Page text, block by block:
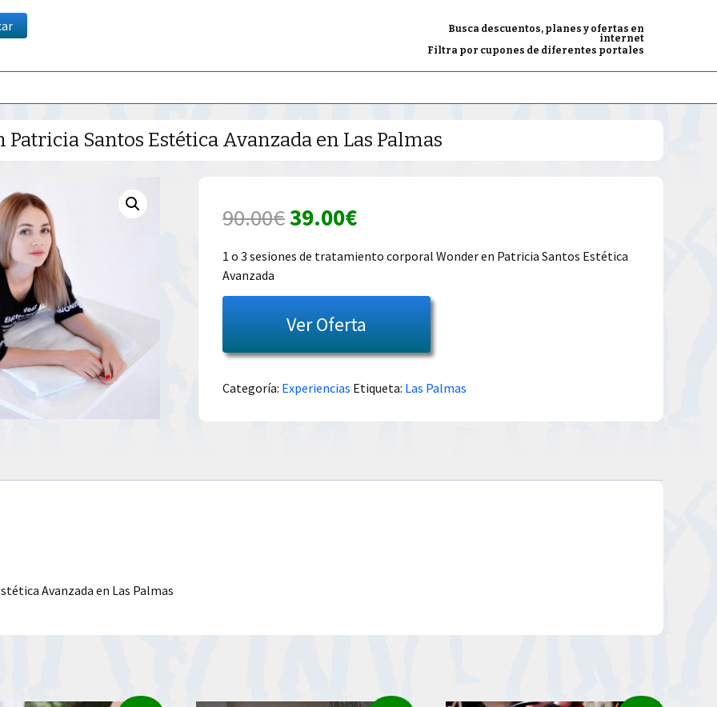
Busca descuentos, planes y ofertas en
internet
Filtra por cupones de diferentes portales
Santos Estética Avanzada en Las Palmas
90.00€El
precio
era:
90.00€.
39.00€El
precio
es:
39.00€.
1 o 3 sesiones de tratamiento corporal Wonder en Patricia Santos Estética
Avanzada
Ver Oferta
Categoría: Experiencias Etiqueta: Las Palmas
Avanzada en Las Palmas